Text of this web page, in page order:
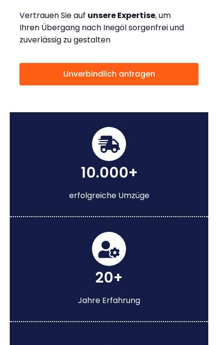
Vertrauen Sie auf unsere Expertise, um
Ihren Übergang nach Inegöl sorgenfrei und
zuverlässig zu gestalten
Unverbindlich anfragen
10.000+
erfolgreiche Umzüge
20+
Jahre Erfahrung